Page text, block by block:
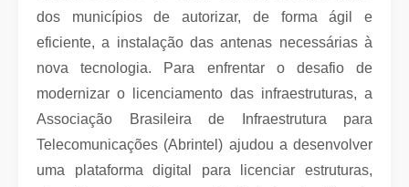
dos municípios de autorizar, de forma ágil e
eficiente, a instalação das antenas necessárias à
nova tecnologia. Para enfrentar o desafio de
modernizar o licenciamento das infraestruturas, a
Associação Brasileira de Infraestrutura para
Telecomunicações (Abrintel) ajudou a desenvolver
uma plataforma digital para licenciar estruturas,